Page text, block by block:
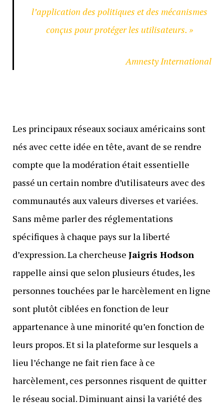
l’application des politiques et des mécanismes
conçus pour protéger les utilisateurs. »
Amnesty International
Les principaux réseaux sociaux américains sont
nés avec cette idée en tête, avant de se rendre
compte que la modération était essentielle
passé un certain nombre d’utilisateurs avec des
communautés aux valeurs diverses et variées.
Sans même parler des réglementations
spécifiques à chaque pays sur la liberté
d’expression. La chercheuse Jaigris Hodson
rappelle ainsi que selon plusieurs études, les
personnes touchées par le harcèlement en ligne
sont plutôt ciblées en fonction de leur
appartenance à une minorité qu’en fonction de
leurs propos. Et si la plateforme sur lesquels a
lieu l’échange ne fait rien face à ce
harcèlement, ces personnes risquent de quitter
le réseau social. Diminuant ainsi la variété des